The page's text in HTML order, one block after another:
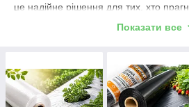
це надійне рішення для тих, хто
нашої плівки дозволяє ефективно
інвестиція, яка окупається за
результат.
Показати все